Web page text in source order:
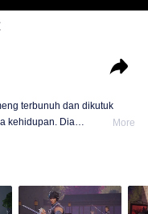
terbunuh dan dikutuk
kehidupan. Dia
Tan Yun memiliki bakat
kekuatannya. Kemudian
menyatukan seluruh benua.
More